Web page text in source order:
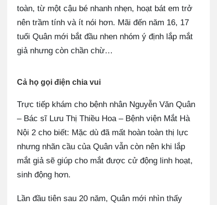
toàn, từ một cậu bé nhanh nhẹn, hoạt bát em trở
nên trầm tính và ít nói hơn. Mãi đến năm 16, 17
tuổi Quân mới bắt đầu nhen nhóm ý định lắp mắt
giả nhưng còn chần chừ…
Cả họ gọi điện chia vui
Trực tiếp khám cho bệnh nhân Nguyễn Văn Quân
– Bác sĩ Lưu Thị Thiều Hoa – Bệnh viện Mắt Hà
Nội 2 cho biết: Mặc dù đã mất hoàn toàn thị lực
nhưng nhãn cầu của Quân vẫn còn nên khi lắp
mắt giả sẽ giúp cho mắt được cử động linh hoạt,
sinh động hơn.
Lần đầu tiên sau 20 năm, Quân mới nhìn thấy